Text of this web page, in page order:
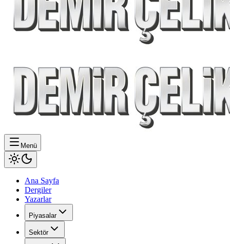
Menü
Ana Sayfa
Dergiler
Yazarlar
Piyasalar
Sektör